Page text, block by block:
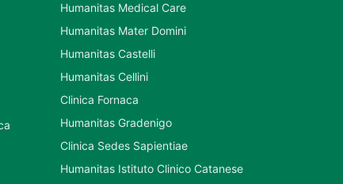
Humanitas Medical Care
Humanitas Mater Domini
Humanitas Castelli
Humanitas Cellini
Clinica Fornaca
Humanitas Gradenigo
Clinica Sedes Sapientiae
Humanitas Istituto Clinico Catanese